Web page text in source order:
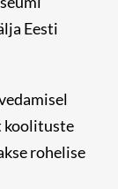
Eesti
koolituste
rohelise